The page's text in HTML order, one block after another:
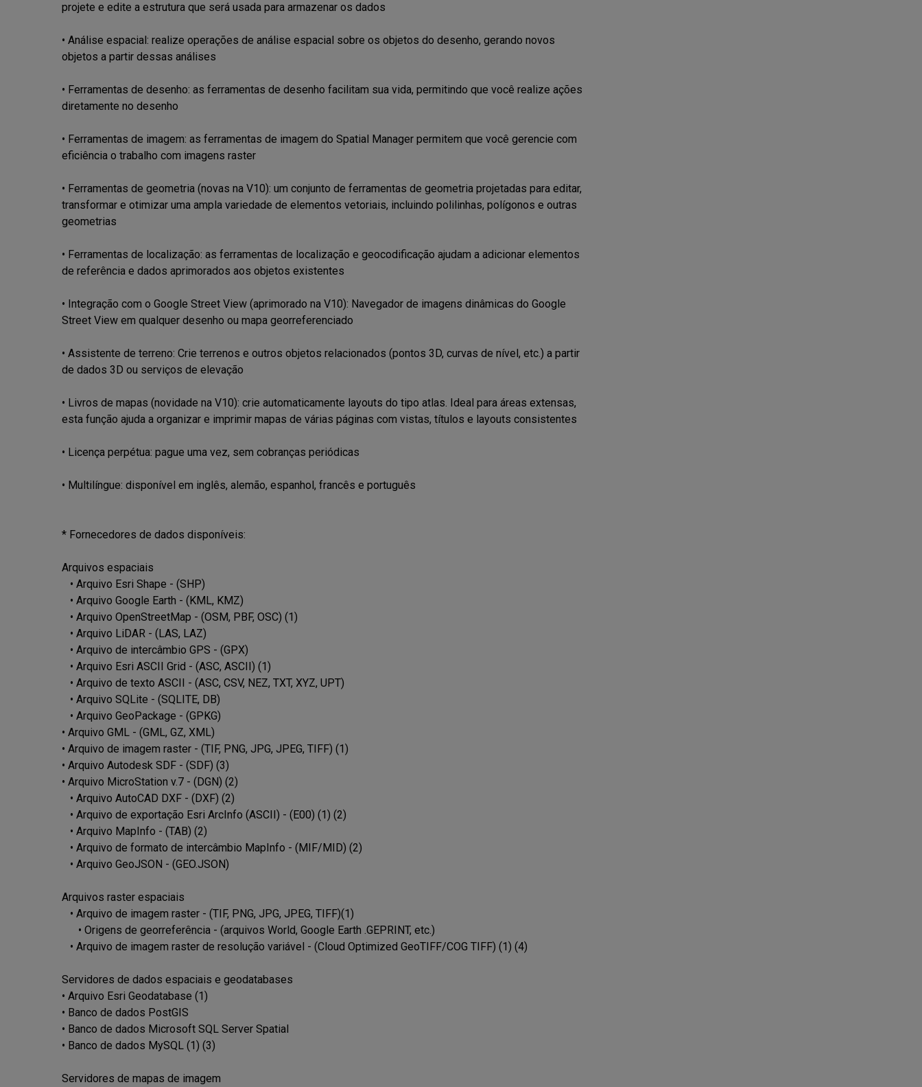
projete e edite a estrutura que será usada para armazenar os dados
• Análise espacial: realize operações de análise espacial sobre os objetos do desenho, gerando novos
objetos a partir dessas análises
• Ferramentas de desenho: as ferramentas de desenho facilitam sua vida, permitindo que você realize ações
diretamente no desenho
• Ferramentas de imagem: as ferramentas de imagem do Spatial Manager permitem que você gerencie com
eficiência o trabalho com imagens raster
• Ferramentas de geometria (novas na V10): um conjunto de ferramentas de geometria projetadas para editar,
transformar e otimizar uma ampla variedade de elementos vetoriais, incluindo polilinhas, polígonos e outras
geometrias
• Ferramentas de localização: as ferramentas de localização e geocodificação ajudam a adicionar elementos
de referência e dados aprimorados aos objetos existentes
• Integração com o Google Street View (aprimorado na V10): Navegador de imagens dinâmicas do Google
Street View em qualquer desenho ou mapa georreferenciado
• Assistente de terreno: Crie terrenos e outros objetos relacionados (pontos 3D, curvas de nível, etc.) a partir
de dados 3D ou serviços de elevação
• Livros de mapas (novidade na V10): crie automaticamente layouts do tipo atlas. Ideal para áreas extensas,
esta função ajuda a organizar e imprimir mapas de várias páginas com vistas, títulos e layouts consistentes
• Licença perpétua: pague uma vez, sem cobranças periódicas
• Multilíngue: disponível em inglês, alemão, espanhol, francês e português
* Fornecedores de dados disponíveis:
Arquivos espaciais
• Arquivo GML - (GML, GZ, XML)
• Arquivo de imagem raster - (TIF, PNG, JPG, JPEG, TIFF) (1)
• Arquivo Autodesk SDF - (SDF) (3)
• Arquivo MicroStation v.7 - (DGN) (2)
Arquivos raster espaciais
Servidores de dados espaciais e geodatabases
• Arquivo Esri Geodatabase (1)
• Banco de dados PostGIS
• Banco de dados Microsoft SQL Server Spatial
• Banco de dados MySQL (1) (3)
Servidores de mapas de imagem